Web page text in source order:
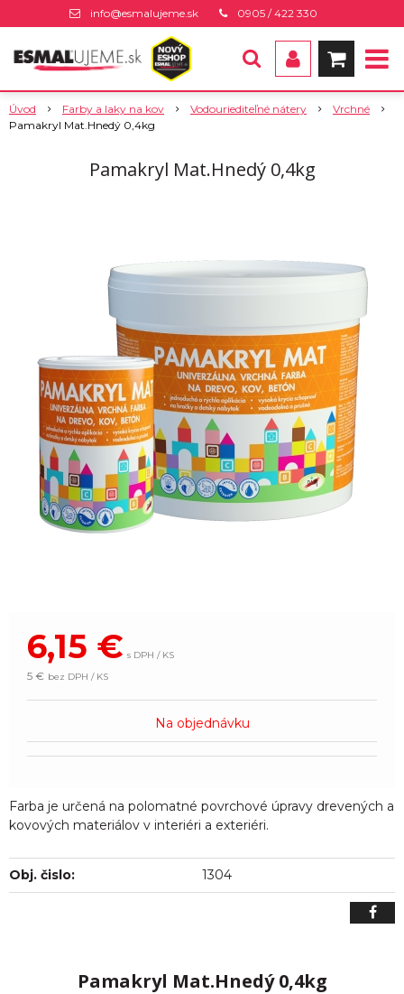
info@esmalujeme.sk 0905 / 422 330
Úvod Farby a laky na kov Vodouriediteľné nátery
Vrchné
Pamakryl Mat.Hnedý 0,4kg
Pamakryl Mat.Hnedý 0,4kg
6,15 € s DPH / KS
5 € bez DPH / KS
Na objednávku
Farba je určená na polomatné povrchové úpravy drevených a
kovových materiálov v interiéri a exteriéri.
Obj. čislo: 1304
Pamakryl Mat.Hnedý 0,4kg